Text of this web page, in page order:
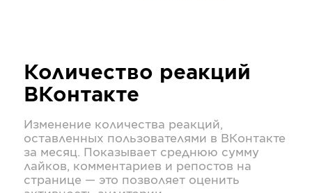
Количество реакций
ВКонтакте
Изменение количества реакций,
оставленных пользователями в ВКонтакте
за месяц. Показывает среднюю сумму
лайков, комментариев и репостов на
странице — это позволяет оценить